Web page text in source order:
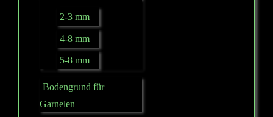
2-3 mm
4-8 mm
5-8 mm
Bodengrund für
Garnelen